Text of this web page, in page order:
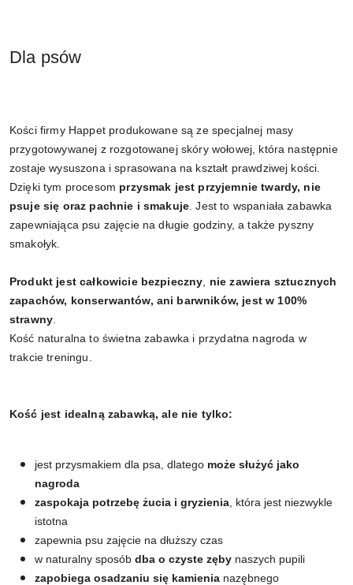
Dla psów
Kości firmy Happet produkowane są ze specjalnej masy
przygotowywanej z rozgotowanej skóry wołowej, która następnie
zostaje wysuszona i sprasowana na kształt prawdziwej kości.
Dzięki tym procesom przysmak jest przyjemnie twardy, nie
psuje się oraz pachnie i smakuje . Jest to wspaniała zabawka
zapewniająca psu zajęcie na długie godziny, a także pyszny
smakołyk.
Produkt jest całkowicie bezpieczny
nie zawiera sztucznych
zapachów, konserwantów, ani barwników, jest w 100%
strawny
Kość naturalna to świetna zabawka i przydatna nagroda w
trakcie treningu.
Kość jest idealną zabawką, ale nie tylko:
jest przysmakiem dla psa, dlatego może służyć jako
nagroda
zaspokaja potrzebę żucia i gryzienia , która jest niezwykle
istotna
zapewnia psu zajęcie na dłuższy czas
w naturalny sposób dba o czyste zęby naszych pupili
zapobiega osadzaniu się kamienia nazębnego